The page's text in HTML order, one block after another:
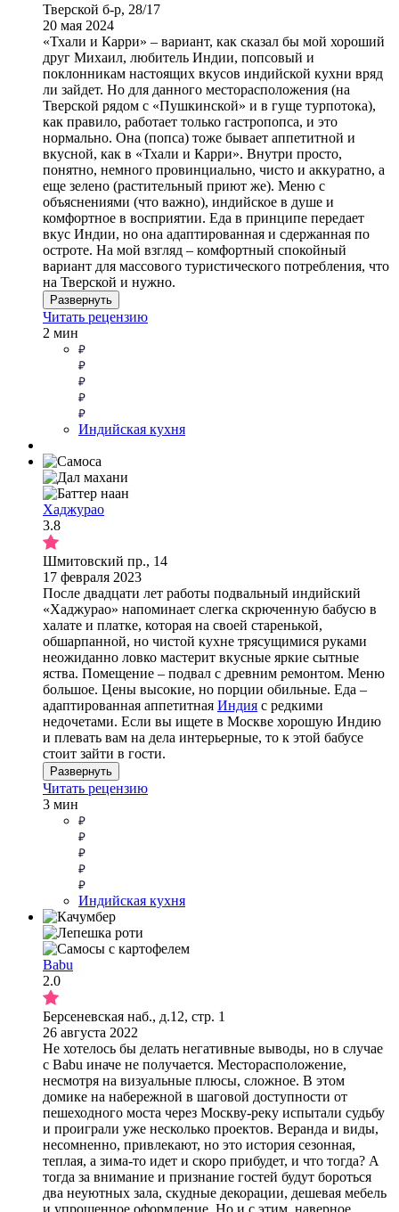
Тверской б-р, 28/17
20 мая 2024
«Тхали и Карри» – вариант, как сказал бы мой хороший
друг Михаил, любитель Индии, попсовый и
поклонникам настоящих вкусов индийской кухни вряд
ли зайдет. Но для данного месторасположения (на
Тверской рядом с «Пушкинской» и в гуще турпотока),
как правило, работает только гастропопса, и это
нормально. Она (попса) тоже бывает аппетитной и
вкусной, как в «Тхали и Карри». Внутри просто,
понятно, немного провинциально, чисто и аккуратно, а
еще зелено (растительный приют же). Меню с
объяснениями (что важно), индийское в душе и
комфортное в восприятии. Еда в принципе передает
вкус Индии, но она адаптированная и сдержанная по
остроте. На мой взгляд – комфортный спокойный
вариант для массового туристического потребления, что
на Тверской и нужно.
Развернуть
Читать рецензию
2 мин
Индийская кухня
Хаджурао
3.8
Шмитовский пр., 14
17 февраля 2023
После двадцати лет работы подвальный индийский
«Хаджурао» напоминает слегка скрюченную бабусю в
халате и платке, которая на своей старенькой,
обшарпанной, но чистой кухне трясущимися руками
неожиданно ловко мастерит вкусные яркие сытные
яства. Помещение – подвал с древним ремонтом. Меню
большое. Цены высокие, но порции обильные. Еда –
адаптированная аппетитная Индия с редкими
недочетами. Если вы ищете в Москве хорошую Индию
и плевать вам на дела интерьерные, то к этой бабусе
стоит зайти в гости.
Развернуть
Читать рецензию
3 мин
Индийская кухня
Babu
2.0
Берсеневская наб., д.12, стр. 1
26 августа 2022
Не хотелось бы делать негативные выводы, но в случае
с Babu иначе не получается. Месторасположение,
несмотря на визуальные плюсы, сложное. В этом
домике на набережной в шаговой доступности от
пешеходного моста через Москву-реку испытали судьбу
и проиграли уже несколько проектов. Веранда и виды,
несомненно, привлекают, но это история сезонная,
теплая, а зима-то идет и скоро прибудет, и что тогда? А
тогда за внимание и признание гостей будут бороться
два неуютных зала, скудные декорации, дешевая мебель
и упрощенное оформление. Но и с этим, наверное,